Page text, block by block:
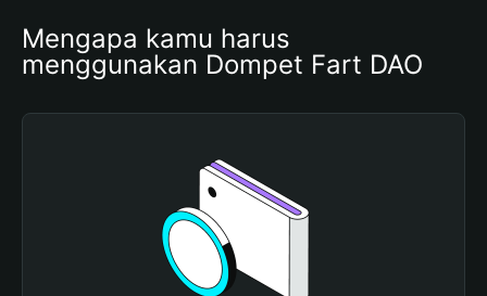
Mengapa kamu harus
menggunakan Dompet Fart DAO